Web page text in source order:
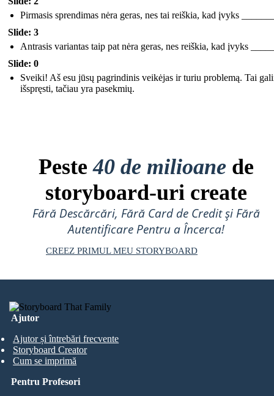
Pirmasis sprendimas nėra geras, nes tai reiškia, kad įvyks
Slide: 3
Antrasis variantas taip pat nėra geras, nes reiškia, kad įvyks
Slide: 0
Sveiki! Aš esu jūsų pagrindinis veikėjas ir turiu problemą. Tai
išspręsti, tačiau yra pasekmių.
Peste40 de milioane de
storyboard-uri create
Fără Descărcări, Fără Card de Credit și Fără
Autentificare Pentru a Încerca!
CREEZ PRIMUL MEU STORYBOARD
Ajutor
Ajutor și întrebări frecvente
Storyboard Creator
Cum se imprimă
Pentru Profesori